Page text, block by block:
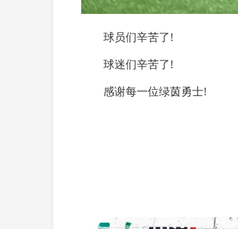
球员们辛苦了!
球迷们辛苦了!
感谢每一位绿茵勇士!